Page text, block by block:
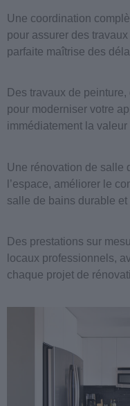
Une coordination
pour assurer des
parfaite maîtrise des
Des travaux de
pour moderniser votre
immédiatement la
Une rénovation de salle
l’espace, améliorer le
salle de bains durable et
Des prestations sur
locaux professionnels,
chaque projet de